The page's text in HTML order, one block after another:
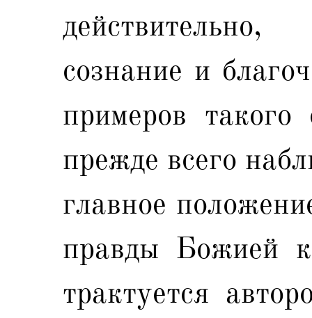
сознание и
примеров
прежде всего
главное
правды Божией к
трактуется